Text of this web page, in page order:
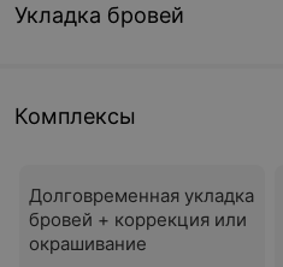
Укладка бровей
Комплексы
Долговременная укладка
бровей + коррекция или
окрашивание